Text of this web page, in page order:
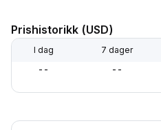
Prishistorikk (USD)
I dag 7 dager
-- --